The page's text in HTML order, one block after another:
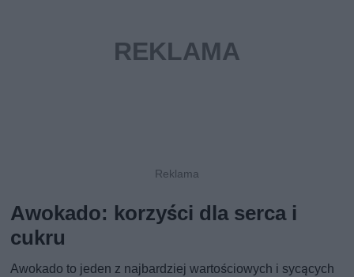
Awokado: korzyści dla serca i
cukru
Awokado to jeden z najbardziej wartościowych i sycących